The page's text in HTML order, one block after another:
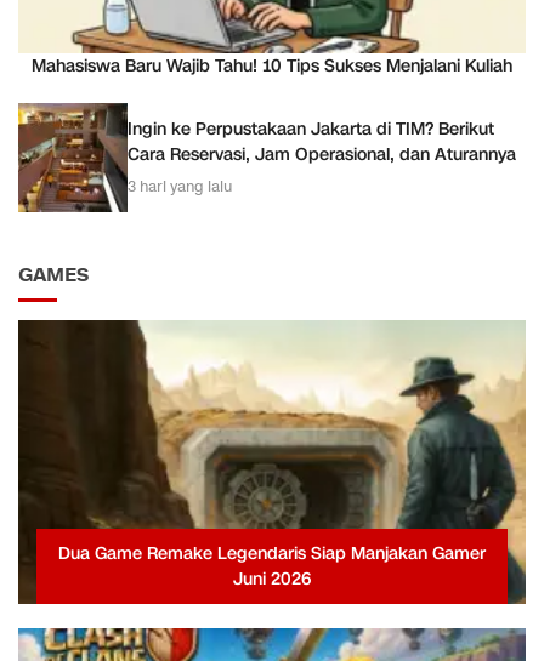
Mahasiswa Baru Wajib Tahu! 10 Tips Sukses Menjalani Kuliah
Ingin ke Perpustakaan Jakarta di TIM? Berikut
Cara Reservasi, Jam Operasional, dan Aturannya
3 hari yang lalu
GAMES
Dua Game Remake Legendaris Siap Manjakan Gamer
Juni 2026